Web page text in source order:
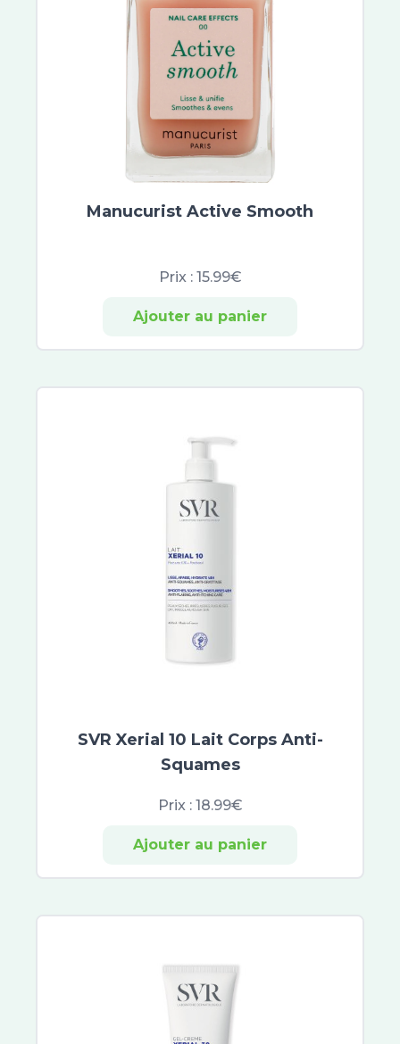
Manucurist Active Smooth
Prix : 15.99€
Ajouter au panier
SVR Xerial 10 Lait Corps Anti-
Squames
Prix : 18.99€
Ajouter au panier